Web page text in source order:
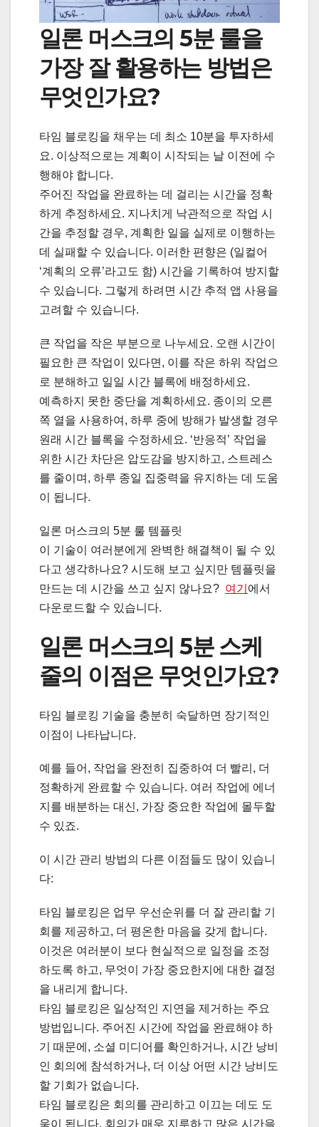
일론 머스크의 5분 룰을
가장 잘 활용하는 방법은
무엇인가요?
타임 블로킹을 채우는 데 최소 10분을 투자하세
요. 이상적으로는 계획이 시작되는 날 이전에 수
행해야 합니다.
주어진 작업을 완료하는 데 걸리는 시간을 정확
하게 추정하세요. 지나치게 낙관적으로 작업 시
간을 추정할 경우, 계획한 일을 실제로 이행하는
데 실패할 수 있습니다. 이러한 편향은 (일컬어
‘계획의 오류’라고도 함) 시간을 기록하여 방지할
수 있습니다. 그렇게 하려면 시간 추적 앱 사용을
고려할 수 있습니다.
큰 작업을 작은 부분으로 나누세요. 오랜 시간이
필요한 큰 작업이 있다면, 이를 작은 하위 작업으
로 분해하고 일일 시간 블록에 배정하세요.
예측하지 못한 중단을 계획하세요. 종이의 오른
쪽 열을 사용하여, 하루 중에 방해가 발생할 경우
원래 시간 블록을 수정하세요. ‘반응적’ 작업을
위한 시간 차단은 압도감을 방지하고, 스트레스
를 줄이며, 하루 종일 집중력을 유지하는 데 도움
이 됩니다.
일론 머스크의 5분 룰 템플릿
이 기술이 여러분에게 완벽한 해결책이 될 수 있
다고 생각하나요? 시도해 보고 싶지만 템플릿을
만드는 데 시간을 쓰고 싶지 않나요? 여기 에서
다운로드할 수 있습니다.
일론 머스크의 5분 스케
줄의 이점은 무엇인가요?
타임 블로킹 기술을 충분히 숙달하면 장기적인
이점이 나타납니다.
예를 들어, 작업을 완전히 집중하여 더 빨리, 더
정확하게 완료할 수 있습니다. 여러 작업에 에너
지를 배분하는 대신, 가장 중요한 작업에 몰두할
수 있죠.
이 시간 관리 방법의 다른 이점들도 많이 있습니
다:
타임 블로킹은 업무 우선순위를 더 잘 관리할 기
회를 제공하고, 더 평온한 마음을 갖게 합니다.
이것은 여러분이 보다 현실적으로 일정을 조정
하도록 하고, 무엇이 가장 중요한지에 대한 결정
을 내리게 합니다.
타임 블로킹은 일상적인 지연을 제거하는 주요
방법입니다. 주어진 시간에 작업을 완료해야 하
기 때문에, 소셜 미디어를 확인하거나, 시간 낭비
인 회의에 참석하거나, 더 이상 어떤 시간 낭비도
할 기회가 없습니다.
타임 블로킹은 회의를 관리하고 이끄는 데도 도
움이 됩니다. 회의가 매우 지루하고 많은 시간을